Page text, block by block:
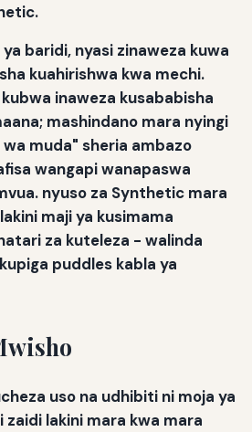
baridi, nyasi zinaweza kuwa
kuahirishwa kwa mechi.
inaweza kusababisha
mashindano mara nyingi
muda" sheria ambazo
wangapi wanapaswa
nyuso za Synthetic mara
maji ya kusimama
za kuteleza - walinda
puddles kabla ya
uso na udhibiti ni moja ya
lakini mara kwa mara